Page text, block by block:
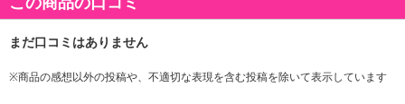
※商品の感想以外の投稿や、不適切な表現を含む投稿を除いて表示しています